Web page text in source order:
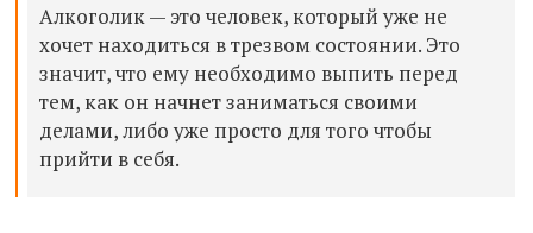
Алкоголик — это человек, который уже не
хочет находиться в трезвом состоянии. Это
значит, что ему необходимо выпить перед
тем, как он начнет заниматься своими
делами, либо уже просто для того чтобы
прийти в себя.